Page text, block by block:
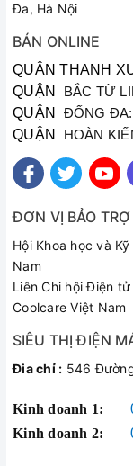
Đa, Hà Nội
BÁN ONLINE
QUẬN THANH
QUẬN BẮC
QUẬN
QUẬN HOÀN
ĐƠN VỊ BẢO
Hội Khoa học và
Nam
Liên Chi hội Điện
Coolcare Việt Nam
SIÊU THỊ ĐIỆN
Đia chỉ : 546
Kinh doanh 1:
Kinh doanh 2: